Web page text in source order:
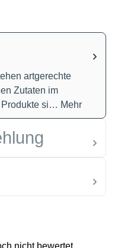
artgerechte
Zutaten im
Produkte si… Mehr